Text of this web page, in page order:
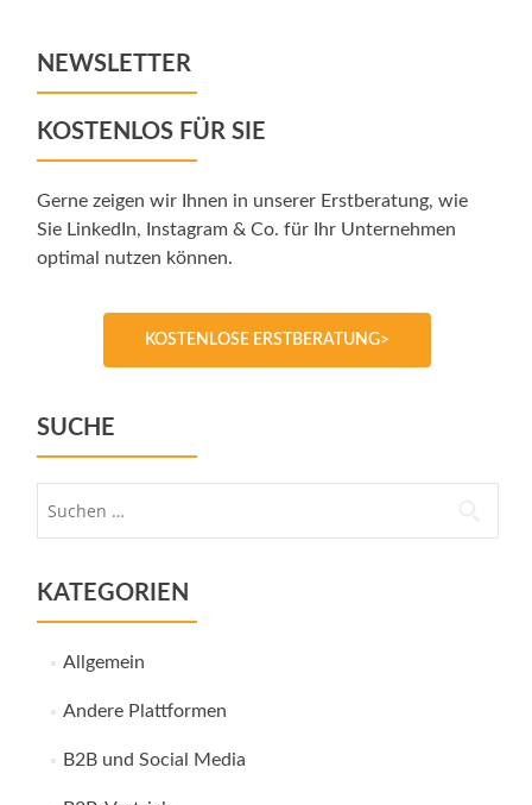
NEWSLETTER
KOSTENLOS FÜR SIE
Gerne zeigen wir Ihnen in unserer Erstberatung, wie
Sie LinkedIn, Instagram & Co. für Ihr Unternehmen
optimal nutzen können.
KOSTENLOSE ERSTBERATUNG>
SUCHE
KATEGORIEN
Allgemein
Andere Plattformen
B2B und Social Media